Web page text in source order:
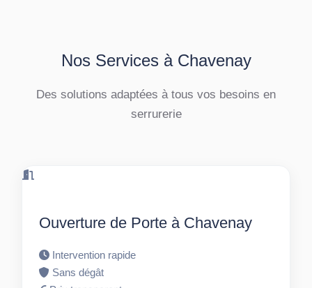
Nos Services à Chavenay
Des solutions adaptées à tous vos besoins en
serrurerie
Ouverture de Porte à Chavenay
Intervention rapide
Sans dégât